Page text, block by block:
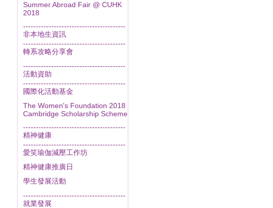
Summer Abroad Fair @ CUHK
2018
----------------------------------------
非本地生資訊
----------------------------------------
轉系攻略分享會
----------------------------------------
活動資助
----------------------------------------
國際化活動基金
The Women's Foundation 2018
Cambridge Scholarship Scheme
----------------------------------------
精神健康
----------------------------------------
愛笑瑜伽減壓工作坊
精神健康推廣日
學生發展活動
----------------------------------------
就業發展